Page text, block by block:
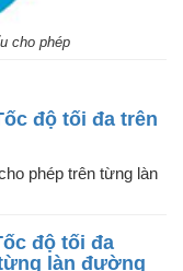
cho phép
độ tối đa trên
phép trên từng làn
độ tối đa
làn đường